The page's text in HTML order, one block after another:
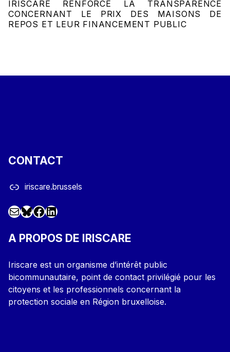
IRISCARE RENFORCE LA TRANSPARENCE
CONCERNANT LE PRIX DES MAISONS DE
REPOS ET LEUR FINANCEMENT PUBLIC
CONTACT
iriscare.brussels
Mail
@iriscare.bsky.social Facebook LinkedIn
A PROPOS DE IRISCARE
Iriscare est un organisme d’intérêt public
bicommunautaire, point de contact privilégié pour les
citoyens et les professionnels concernant la
protection sociale en Région bruxelloise.